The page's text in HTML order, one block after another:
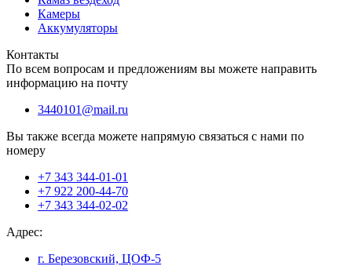
Камеры
Аккумуляторы
Контакты
По всем вопросам и предложениям вы можете направить
информацию на почту
3440101@mail.ru
Вы также всегда можете напрямую связаться с нами по
номеру
+7 343 344-01-01
+7 922 200-44-70
+7 343 344-02-02
Адрес:
г. Березовский, ЦОФ-5